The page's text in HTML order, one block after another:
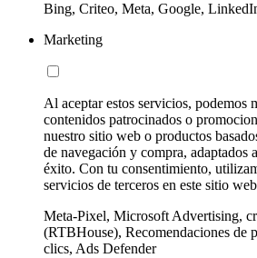
Bing, Criteo, Meta, Google,
Marketing
Al aceptar estos servicios, podemos
contenidos patrocinados o
nuestro sitio web o productos
de navegación y compra, adaptados
éxito. Con tu consentimiento,
servicios de terceros en este sitio
Meta-Pixel, Microsoft Advertising,
(RTBHouse), Recomendaciones de
clics, Ads Defender